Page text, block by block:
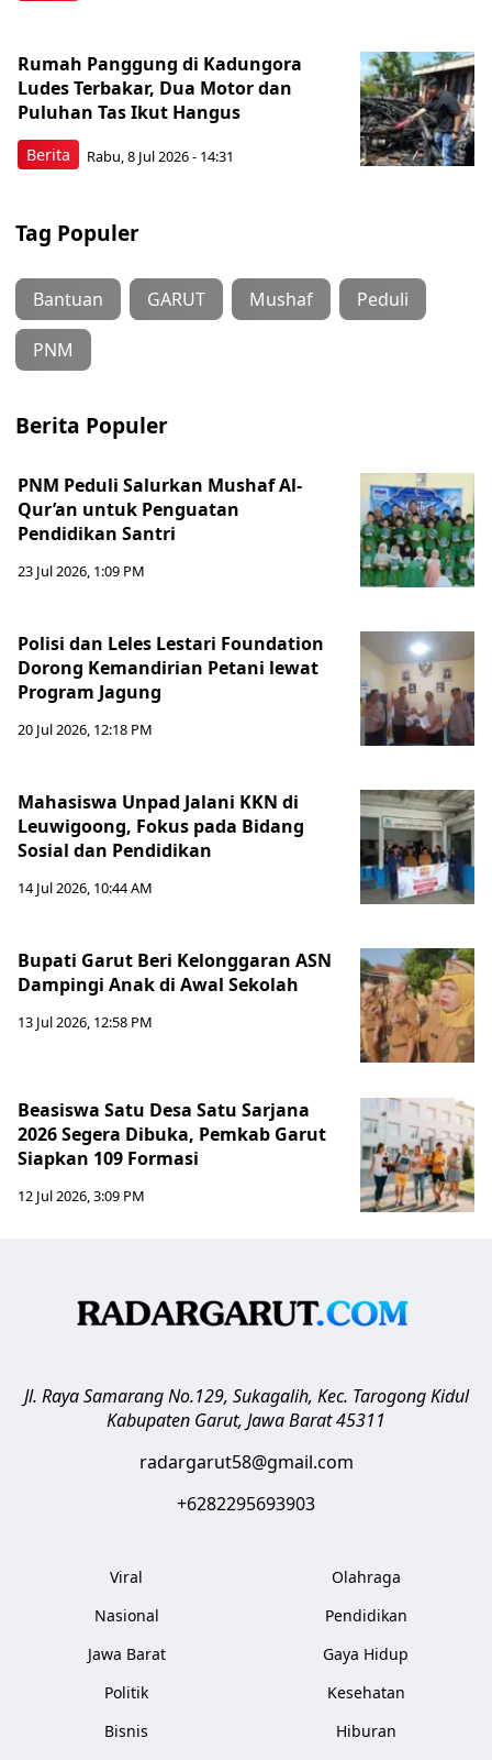
Berita
Rumah Panggung di Kadungora
Ludes Terbakar, Dua Motor dan
Puluhan Tas Ikut Hangus
Rabu, 8 Jul 2026 - 14:31
Tag Populer
Bantuan GARUT Mushaf Peduli
PNM
Berita Populer
PNM Peduli Salurkan Mushaf Al-
Qur’an untuk Penguatan
Pendidikan Santri
23 Jul 2026, 1:09 PM
Polisi dan Leles Lestari Foundation
Dorong Kemandirian Petani lewat
Program Jagung
20 Jul 2026, 12:18 PM
Mahasiswa Unpad Jalani KKN di
Leuwigoong, Fokus pada Bidang
Sosial dan Pendidikan
14 Jul 2026, 10:44 AM
Bupati Garut Beri Kelonggaran ASN
Dampingi Anak di Awal Sekolah
13 Jul 2026, 12:58 PM
Beasiswa Satu Desa Satu Sarjana
2026 Segera Dibuka, Pemkab Garut
Siapkan 109 Formasi
12 Jul 2026, 3:09 PM
Jl. Raya Samarang No.129, Sukagalih, Kec. Tarogong Kidul
Kabupaten Garut, Jawa Barat45311
radargarut58@gmail.com
+6282295693903
Viral
Nasional
Jawa Barat
Politik
Bisnis
Olahraga
Pendidikan
Gaya Hidup
Kesehatan
Hiburan